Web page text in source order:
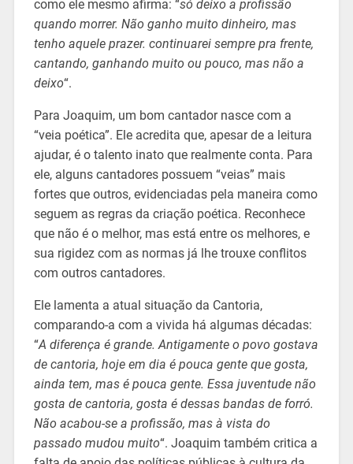
como ele mesmo afirma: “só deixo a profissão
quando morrer. Não ganho muito dinheiro, mas
tenho aquele prazer. continuarei sempre pra frente,
cantando, ganhando muito ou pouco, mas não a
deixo“.
Para Joaquim, um bom cantador nasce com a
“veia poética”. Ele acredita que, apesar de a leitura
ajudar, é o talento inato que realmente conta. Para
ele, alguns cantadores possuem “veias” mais
fortes que outros, evidenciadas pela maneira como
seguem as regras da criação poética. Reconhece
que não é o melhor, mas está entre os melhores, e
sua rigidez com as normas já lhe trouxe conflitos
com outros cantadores.
Ele lamenta a atual situação da Cantoria,
comparando-a com a vivida há algumas décadas:
“A diferença é grande. Antigamente o povo gostava
de cantoria, hoje em dia é pouca gente que gosta,
ainda tem, mas é pouca gente. Essa juventude não
gosta de cantoria, gosta é dessas bandas de forró.
Não acabou-se a profissão, mas à vista do
passado mudou muito“. Joaquim também critica a